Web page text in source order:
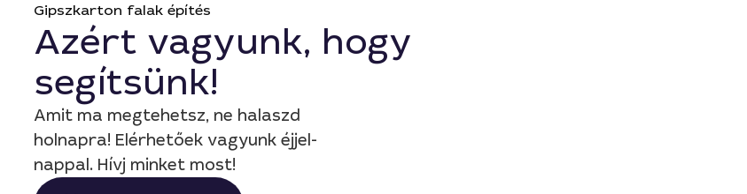
Gipszkarton falak építés
Azért vagyunk, hogy
segítsünk!
Amit ma megtehetsz, ne halaszd
holnapra! Elérhetőek vagyunk éjjel-
nappal. Hívj minket most!